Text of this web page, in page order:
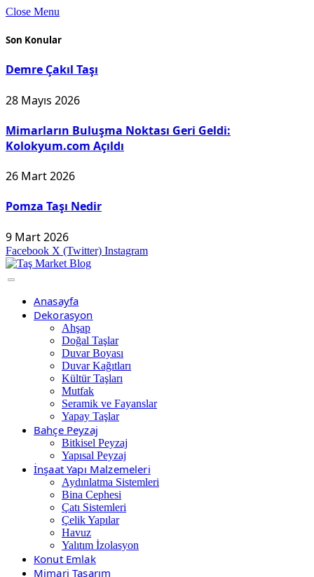
Close Menu
Son Konular
Demre Çakıl Taşı
28 Mayıs 2026
Mimarların Buluşma Noktası Geri Geldi:
Kolokyum.com Açıldı
26 Mart 2026
Pomza Taşı Nedir
9 Mart 2026
Facebook X (Twitter) Instagram
Anasayfa
Dekorasyon
Ahşap
Doğal Taşlar
Duvar Boyası
Duvar Kağıtları
Kültür Taşları
Mutfak
Seramik ve Fayanslar
Yapay Taşlar
Bahçe Peyzaj
Bitkisel Peyzaj
Yapısal Peyzaj
İnşaat Yapı Malzemeleri
Aydınlatma Sistemleri
Bina Cephesi
Çatı Sistemleri
Çelik Yapılar
Havuz
Yalıtım İzolasyon
Konut Emlak
Mimari Tasarım